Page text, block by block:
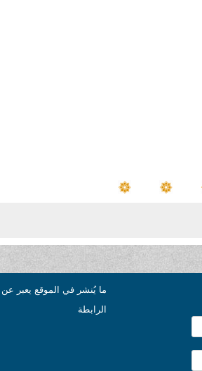
ما يُنشر في الموقع يعبر عن
الرابطة